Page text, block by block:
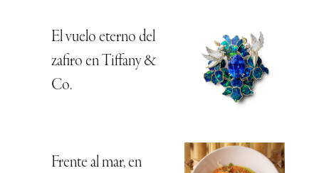
El vuelo eterno del
zafiro en Tiffany &
Co.
Frente al mar, en